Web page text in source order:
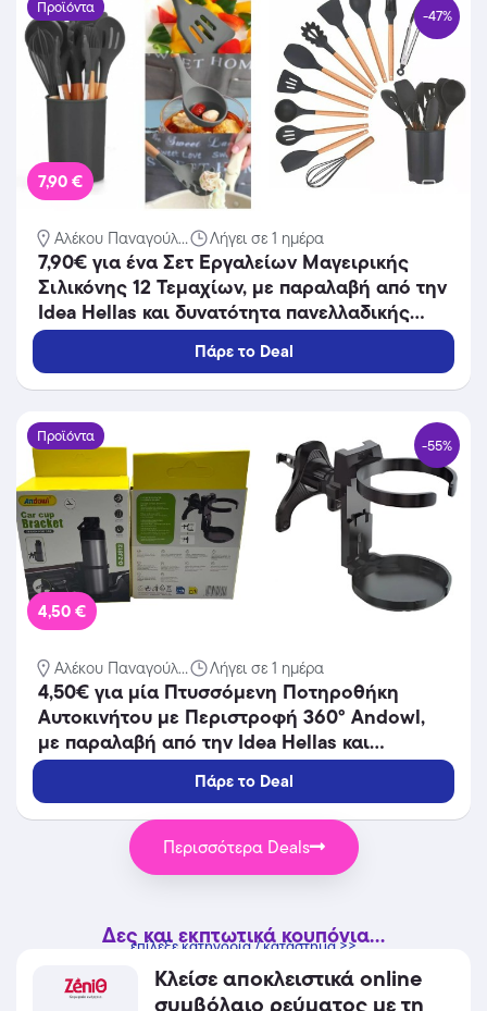
Προϊόντα -47%
7,90 €
Αλέκου Παναγούλ... Λήγει σε 1 ημέρα
7,90€ για ένα Σετ Εργαλείων Μαγειρικής
Σιλικόνης 12 Τεμαχίων, με παραλαβή από την
Idea Hellas και δυνατότητα πανελλαδικής
αποστολής στο χώρo σας.Κωδ:.230.21186F
Πάρε το Deal
Προϊόντα -55%
4,50 €
Αλέκου Παναγούλ... Λήγει σε 1 ημέρα
4,50€ για μία Πτυσσόμενη Ποτηροθήκη
Αυτοκινήτου με Περιστροφή 360° Andowl,
με παραλαβή από την Idea Hellas και
δυνατότητα πανελλαδικής αποστολής στο
χώρo σας.Κωδ:.230.21395X
Πάρε το Deal
Περισσότερα Deals
Δες και εκπτωτικά κουπόνια...
επίλεξε κατηγορία / κατάστημα >>
Κλείσε αποκλειστικά online
συμβόλαιο ρεύματος με τη